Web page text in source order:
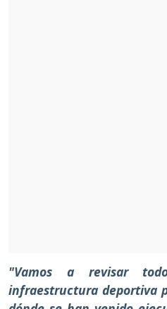
"Vamos a revisar
infraestructura deportiva